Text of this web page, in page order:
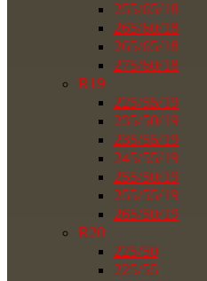
255/65/18
265/60/18
265/65/18
275/60/18
R19
225/55/19
235/50/19
235/55/19
245/55/19
255/50/19
255/55/19
265/50/19
R20
225/50
225/55